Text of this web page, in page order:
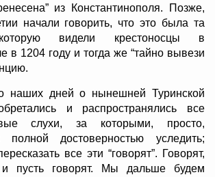
из Константинополя. Позже,
начали говорить, что это была та
видели крестоносцы в
в 1204 году и тогда же “тайно вывези
наших дней о нынешней Туринской
и распространялись все
слухи, за которыми, просто,
достоверностью уследить;
все эти “говорят”. Говорят,
пусть говорят. Мы дальше будем